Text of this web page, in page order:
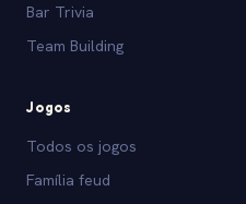
Bar Trivia
Team Building
Jogos
Todos os jogos
Família feud